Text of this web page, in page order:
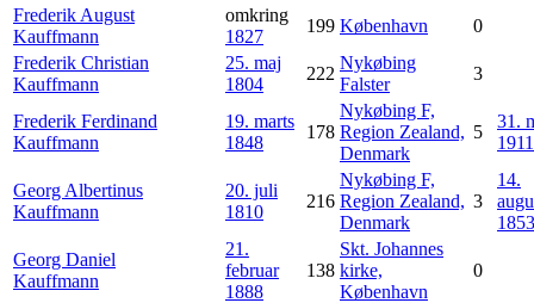
Frederik August
Kauffmann
omkring
1827
199 København
0
Frederik Christian
Kauffmann
25. maj
1804
222
Nykøbing
Falster
3
Frederik Ferdinand
Kauffmann
19. marts
1848
178
Nykøbing F,
Region Zealand,
Denmark
5
31.
1911
Georg Albertinus
Kauffmann
20. juli
1810
216
Nykøbing F,
Region Zealand,
Denmark
3
14.
1853
Georg Daniel
Kauffmann
21.
februar
1888
138
Skt. Johannes
kirke,
København
0